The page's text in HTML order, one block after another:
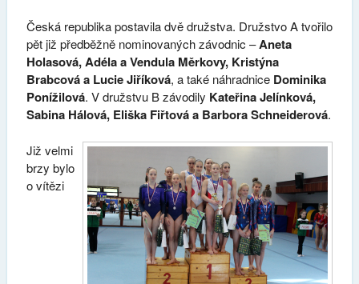
Česká republika postavila dvě družstva. Družstvo A tvořilo
pět již předběžně nominovaných závodnic –Aneta
Holasová, Adéla a Vendula Měrkovy, Kristýna
Brabcová a Lucie Jiříková, a také náhradnice Dominika
Ponížilová. V družstvu B závodily Kateřina Jelínková,
Sabina Hálová, Eliška Fiřtová a Barbora Schneiderová.
Již velmi
brzy bylo
o vítězi